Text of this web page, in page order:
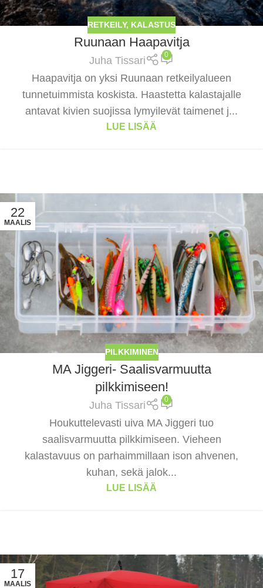
RETKEILY, KALASTUS
Ruunaan Haapavitja
Juha Tissari 0
Haapavitja on yksi Ruunaan retkeilyalueen
tunnetuimmista koskista. Haastetta kalastajalle
antavat kivien suojissa lymyilevät taimenet j...
LUE LISÄÄ
22
MAALIS
PILKKIMINEN
MA Jiggeri- Saalisvarmuutta
pilkkimiseen!
Juha Tissari 0
Houkuttelevasti uiva MA Jiggeri tuo
saalisvarmuutta pilkkimiseen. Vieheen
kalastavuus on parhaimmillaan ison ahvenen,
kuhan, sekä jalok...
LUE LISÄÄ
17
MAALIS